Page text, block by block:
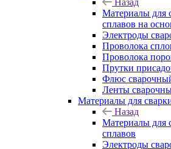
Назад
Материалы для
сплавов на
Электроды
Проволока
Проволока
Прутки
Флюс
Ленты
Материалы для
Назад
Материалы для
сплавов
Электроды